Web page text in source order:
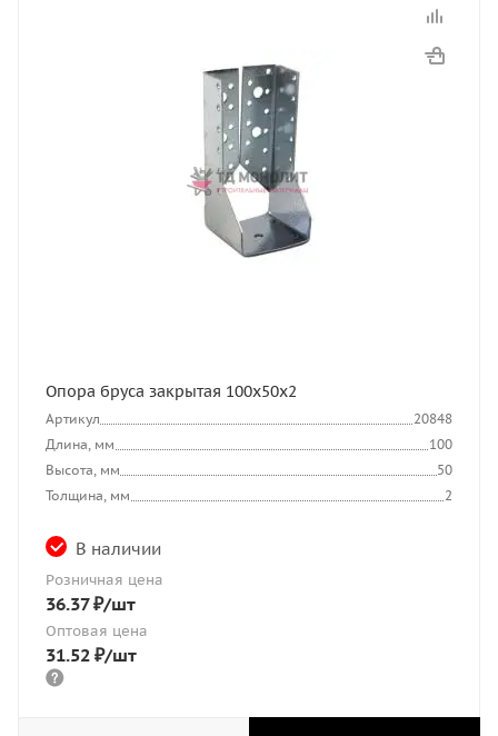
Опора бруса закрытая 100х50х2
Артикул
20848
Длина, мм
100
Высота, мм
50
Толщина, мм
2
В наличии
Розничная цена
36.37₽/шт
Оптовая цена
31.52 ₽/шт